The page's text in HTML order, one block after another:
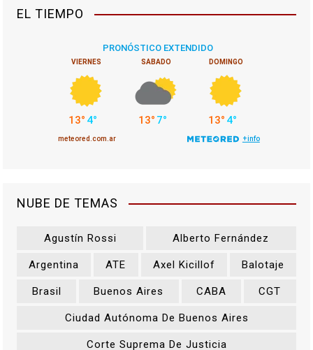
EL TIEMPO
NUBE DE TEMAS
Agustín Rossi Alberto Fernández
Argentina ATE Axel Kicillof Balotaje
Brasil Buenos Aires CABA CGT
Ciudad Autónoma De Buenos Aires
Corte Suprema De Justicia